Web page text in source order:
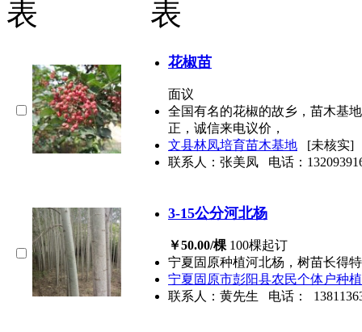
花椒苗
面议
全国有名的花椒的故乡，苗木基
正，诚信来电议价，
文县林凤培育苗木基地
[未核实
联系人：张美凤
电话：
3-15公分河北杨
￥50.00/棵 100棵起订
宁夏固原种植河北杨，树苗长得
宁夏固原市彭阳县农民个体户种植
联系人：黄先生
电话：